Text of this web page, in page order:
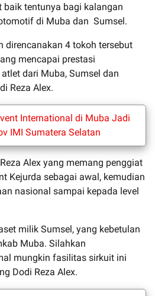
tentunya bagi kalangan
di Muba dan Sumsel.
direncanakan 4 tokoh tersebut
mencapai prestasi
dari Muba, Sumsel dan
Reza Alex.
International di Muba Jadi
IMI Sumatera Selatan
Alex yang memang penggiat
Kejurda sebagai awal, kemudian
nasional sampai kepada level
milik Sumsel, yang kebetulan
Muba. Silahkan
mungkin fasilitas sirkuit ini
Dodi Reza Alex.